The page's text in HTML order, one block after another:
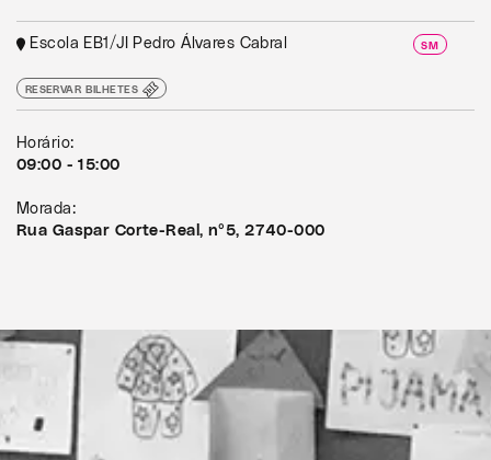
Escola EB1/JI Pedro Álvares Cabral SM
RESERVAR BILHETES
Horário:
09:00 - 15:00
Morada:
Rua Gaspar Corte-Real, nº5, 2740-000